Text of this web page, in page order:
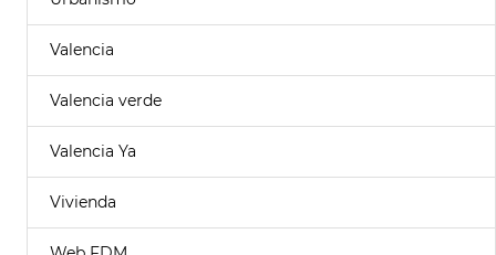
Valencia
Valencia verde
Valencia Ya
Vivienda